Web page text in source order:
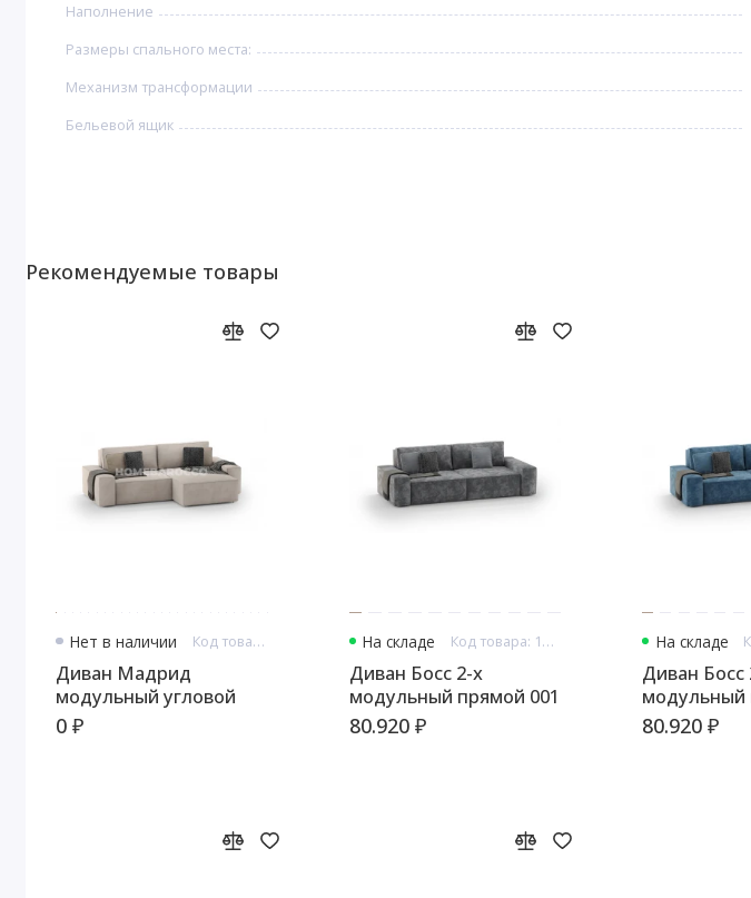
Наполнение
Размеры спального места:
Механизм трансформации
Бельевой ящик
Рекомендуемые товары
Нет в наличии Код товара: 8701
Диван Мадрид
модульный угловой
0 ₽
На складе Код товара: 13296
Диван Босс 2-х
модульный прямой 001
80.920 ₽
На складе
Диван Босс 2-х
модульный
80.920 ₽